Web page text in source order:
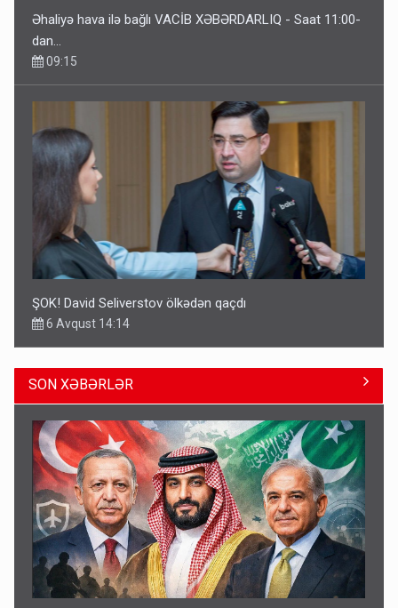
Əhaliyə hava ilə bağlı VACİB XƏBƏRDARLIQ - Saat 11:00-
dan…
09:15
ŞOK! David Seliverstov ölkədən qaçdı
6 Avqust 14:14
Geri çağırılan səfir Abel Məhərrəmovun oğludur - DOSYE
14:07
SON XƏBƏRLƏR